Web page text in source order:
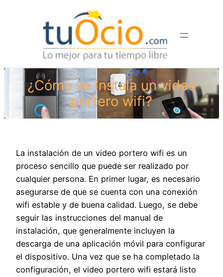
¿Cómo se instala un video
portero wifi?
La instalación de un video portero wifi es un
proceso sencillo que puede ser realizado por
cualquier persona. En primer lugar, es necesario
asegurarse de que se cuenta con una conexión
wifi estable y de buena calidad. Luego, se debe
seguir las instrucciones del manual de
instalación, que generalmente incluyen la
descarga de una aplicación móvil para configurar
el dispositivo. Una vez que se ha completado la
configuración, el video portero wifi estará listo